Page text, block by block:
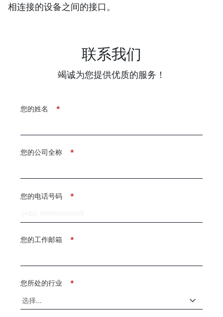
相连接的设备之间的接口。
联系我们
竭诚为您提供优质的服务！
*
您的姓名
*
您的公司全称
*
您的电话号码
*
您的工作邮箱
*
您所处的行业